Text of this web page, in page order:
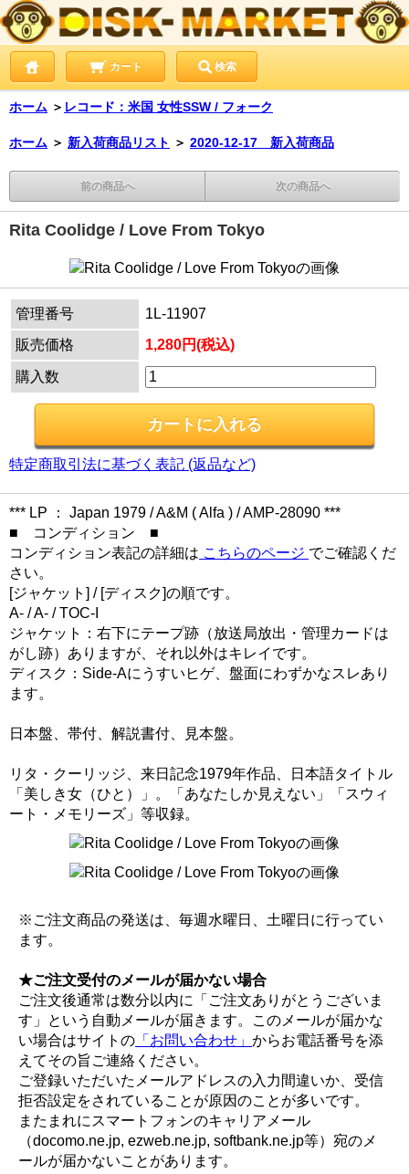
カート 検索
ホーム ＞ レコード：米国 女性SSW / フォーク
ホーム ＞ 新入荷商品リスト ＞ 2020-12-17 新入荷商品
前の商品へ 次の商品へ
Rita Coolidge / Love From Tokyo
管理番号
1L-11907
販売価格
1,280円(税込)
購入数
特定商取引法に基づく表記 (返品など)
*** LP ： Japan 1979 / A&M ( Alfa ) / AMP-28090 ***
■ コンディション ■
コンディション表記の詳細は こちらのページ でご確認くだ
さい。
[ジャケット] / [ディスク]の順です。
A- / A- / TOC-I
ジャケット：右下にテープ跡（放送局放出・管理カードは
がし跡）ありますが、それ以外はキレイです。
ディスク：Side-Aにうすいヒゲ、盤面にわずかなスレあり
ます。
日本盤、帯付、解説書付、見本盤。
リタ・クーリッジ、来日記念1979年作品、日本語タイトル
「美しき女（ひと）」。「あなたしか見えない」「スウィ
ート・メモリーズ」等収録。
※ご注文商品の発送は、毎週水曜日、土曜日に行ってい
ます。
★ご注文受付のメールが届かない場合
ご注文後通常は数分以内に「ご注文ありがとうございま
す」という自動メールが届きます。このメールが届かな
い場合はサイトの 「お問い合わせ」 からお電話番号を添
えてその旨ご連絡ください。
ご登録いただいたメールアドレスの入力間違いか、受信
拒否設定をされていることが原因のことが多いです。
またまれにスマートフォンのキャリアメール
（docomo.ne.jp, ezweb.ne.jp, softbank.ne.jp等）宛のメ
ールが届かないことがあります。